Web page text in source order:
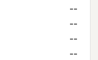
--
--
--
--